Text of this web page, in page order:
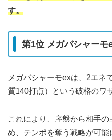
す。
第1位 メガバシャーモ
メガバシャーモexは、2エネ
質140打点）という破格のワ
これにより、序盤から相手
め、テンポを奪う戦略が可能